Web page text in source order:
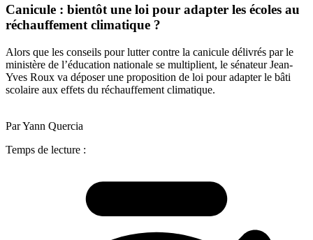
Canicule : bientôt une loi pour adapter les écoles au
réchauffement climatique ?
Alors que les conseils pour lutter contre la canicule délivrés par le
ministère de l’éducation nationale se multiplient, le sénateur Jean-
Yves Roux va déposer une proposition de loi pour adapter le bâti
scolaire aux effets du réchauffement climatique.
Par Yann Quercia
Temps de lecture :